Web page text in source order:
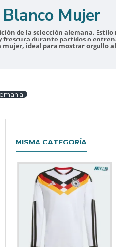
Mujer
de la selección alemana.
frescura durante partidos o
ideal para mostrar orgullo
MISMA CATEGORÍA